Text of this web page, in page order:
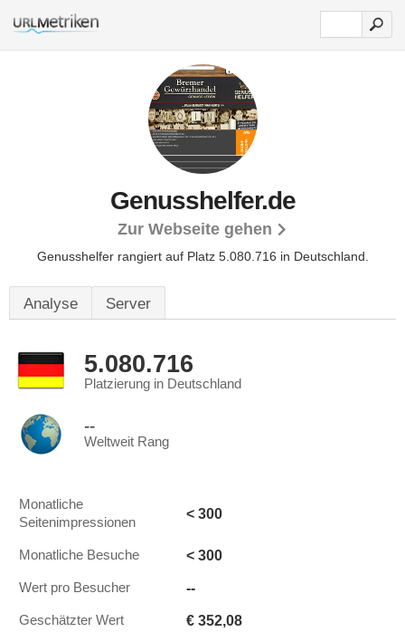
Genusshelfer.de
Zur Webseite gehen
Genusshelfer rangiert auf Platz 5.080.716 in Deutschland.
Analyse Server
5.080.716
Platzierung in Deutschland
--
Weltweit Rang
Monatliche
Seitenimpressionen
< 300
Monatliche Besuche < 300
Wert pro Besucher --
Geschätzter Wert € 352,08